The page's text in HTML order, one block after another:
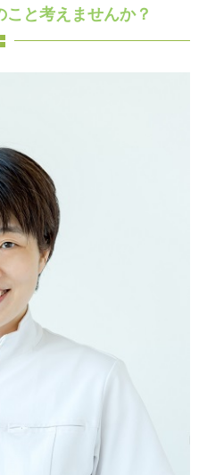
と考えませんか？